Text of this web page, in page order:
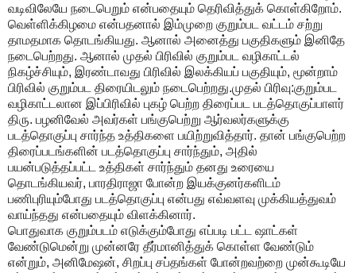
வடிவிலேயே நடைபெறும் என்பதையும் தெரிவித்துக் கொள்கிறோம்.
வெள்ளிக்கிழமை என்பதனால் இம்முறை குறும்பட வட்டம் சற்று
தாமதமாக தொடங்கியது. ஆனால் அனைத்து பகுதிகளும் இனிதே
நடைபெற்றது. ஆனால் முதல் பிரிவில் குறும்பட வழிகாட்டல்
நிகழ்ச்சியும், இரண்டாவது பிரிவில் இலக்கியப் பகுதியும், மூன்றாம்
பிரிவில் குறும்பட திரையிடலும் நடைபெற்றது.முதல் பிரிவு:குறும்பட
வழிகாட்டலான இப்பிரிவில் புகழ் பெற்ற திரைப்பட படத்தொகுப்பாளர்
திரு. பழனிவேல் அவர்கள் பங்குபெற்று ஆர்வலர்களுக்கு
படத்தொகுப்பு சார்ந்த உத்திகளை பயிற்றுவித்தார். தான் பங்குபெற்ற
திரைப்படங்களின் படத்தொகுப்பு சார்ந்தும், அதில்
பயன்படுத்தப்பட்ட உத்திகள் சார்ந்தும் தனது உரையை
தொடங்கியவர், பாரதிராஜா போன்ற இயக்குனர்களிடம்
பணிபுரியும்போது படத்தொகுப்பு என்பது எவ்வளவு முக்கியத்துவம்
வாய்ந்தது என்பதையும் விளக்கினார்.
பொதுவாக குறும்படம் எடுக்கும்போது எப்படி பட்ட ஷாட்கள்
வேண்டுமென்று முன்னரே தீர்மானித்துக் கொள்ள வேண்டும்
என்றும், அனிமேஷன், சிறப்பு சப்தங்கள் போன்றவற்றை முன்கூடியே